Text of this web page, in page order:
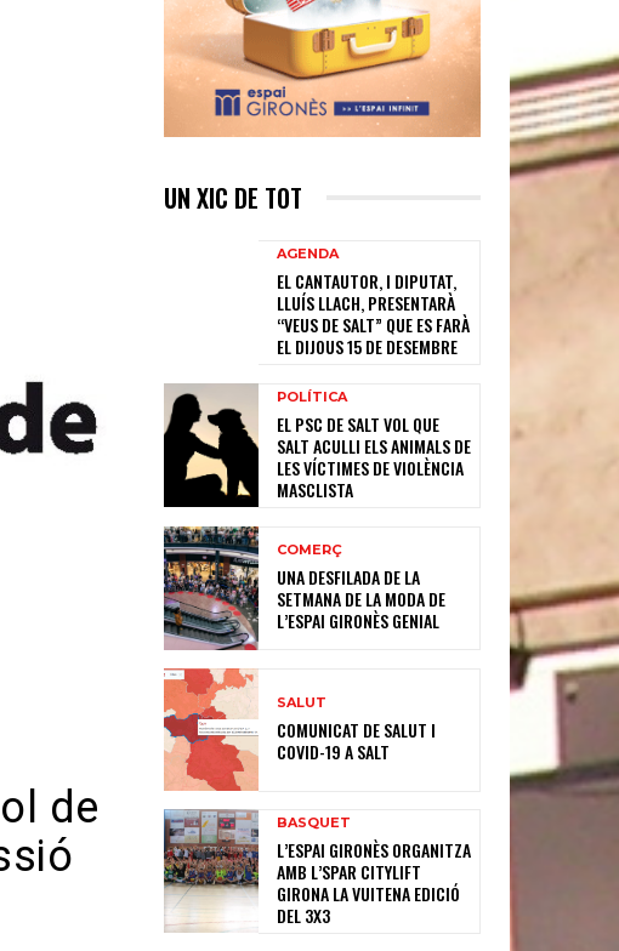
de
UN XIC DE TOT
AGENDA
EL CANTAUTOR, I DIPUTAT,
LLUÍS LLACH, PRESENTARÀ
“VEUS DE SALT” QUE ES FARÀ
EL DIJOUS 15 DE DESEMBRE
POLÍTICA
EL PSC DE SALT VOL QUE
SALT ACULLI ELS ANIMALS DE
LES VÍCTIMES DE VIOLÈNCIA
MASCLISTA
COMERÇ
UNA DESFILADA DE LA
SETMANA DE LA MODA DE
L’ESPAI GIRONÈS GENIAL
SALUT
COMUNICAT DE SALUT I
COVID-19 A SALT
BASQUET
L’ESPAI GIRONÈS ORGANITZA
AMB L’SPAR CITYLIFT
GIRONA LA VUITENA EDICIÓ
DEL 3X3